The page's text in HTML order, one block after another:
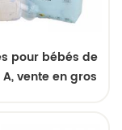
pour bébés de
vente en gros